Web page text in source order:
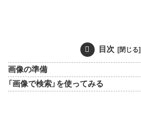
目次
画像の準備
「画像で検索」を使ってみる